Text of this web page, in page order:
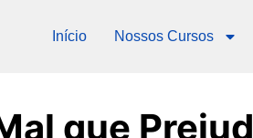
Início Nossos Cursos
que